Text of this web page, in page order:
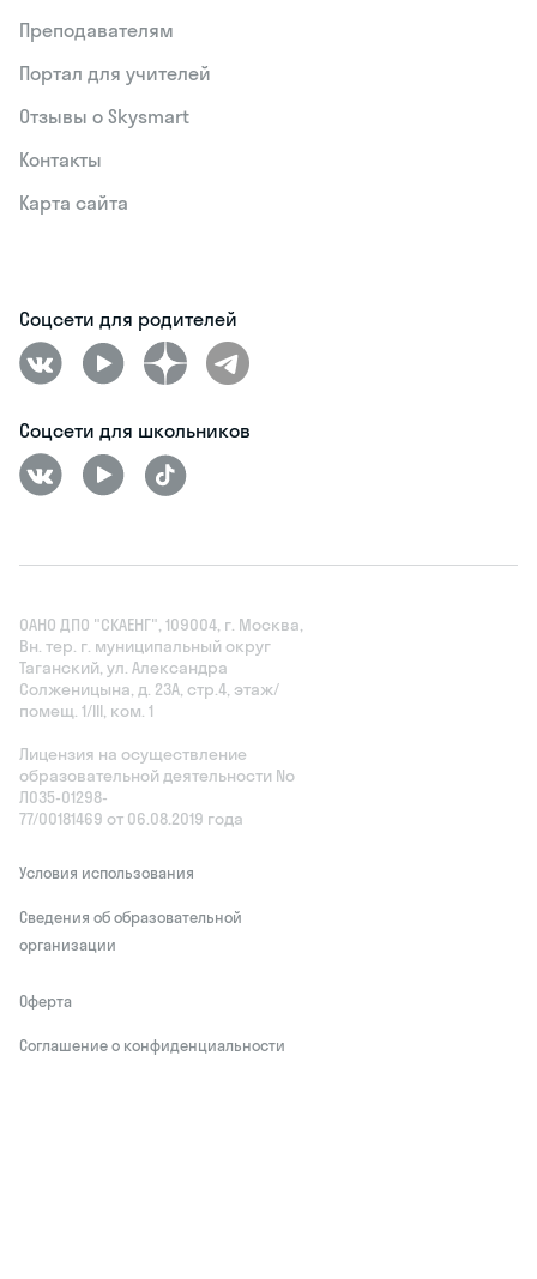
Преподавателям
Портал для учителей
Отзывы о Skysmart
Контакты
Карта сайта
Соцсети для родителей
Соцсети для школьников
ОАНО ДПО "СКАЕНГ", 109004, г. Москва,
Вн. тер. г. муниципальный округ
Таганский, ул. Александра
Солженицына, д. 23А, стр.4, этаж/
помещ. 1/III, ком. 1
Лицензия на осуществление
образовательной деятельности No
Л035‑01298-
77/00181469 от 06.08.2019 года
Условия использования
Сведения об образовательной
организации
Оферта
Соглашение о конфиденциальности